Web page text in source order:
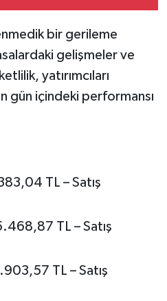
bir gerileme
gelişmeler ve
yatırımcıları
gün içindeki performansı
TL – Satış
TL – Satış
TL – Satış